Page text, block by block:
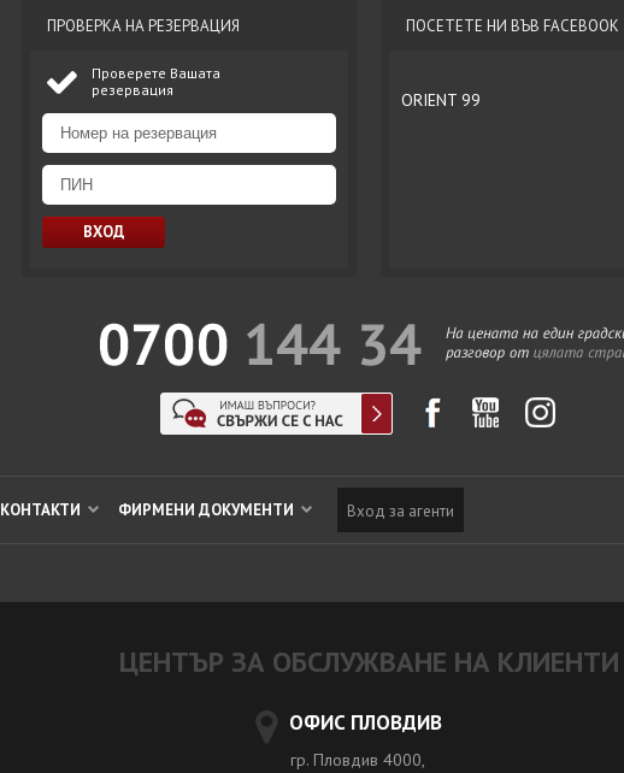
ПРОВЕРКА НА РЕЗЕРВАЦИЯ
Проверете Вашата
резервация
ПОСЕТЕТЕ НИ ВЪВ FACEBOOK
ORIENT 99
КОНТАКТИ ФИРМЕНИ ДОКУМЕНТИ Вход за агенти
ЦЕНТЪР ЗА ОБСЛУЖВАНЕ НА КЛИЕНТИ
ОФИС ПЛОВДИВ
гр. Пловдив 4000,